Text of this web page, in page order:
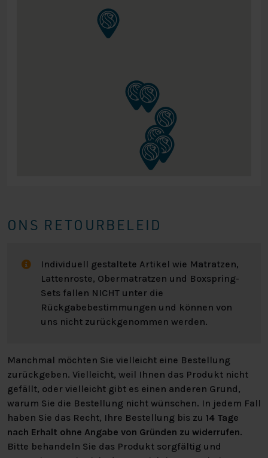
ONS RETOURBELEID
Individuell gestaltete Artikel wie Matratzen,
Lattenroste, Obermatratzen und Boxspring-
Sets fallen NICHT unter die
Rückgabebestimmungen und können von
uns nicht zurückgenommen werden.
Manchmal möchten Sie vielleicht eine Bestellung
zurückgeben. Vielleicht, weil Ihnen das Produkt nicht
gefällt, oder vielleicht gibt es einen anderen Grund,
warum Sie die Bestellung nicht wünschen. In jedem Fall
haben Sie das Recht, Ihre Bestellung bis zu 14 Tage
nach Erhalt ohne Angabe von Gründen zu widerrufen.
Bitte behandeln Sie das Produkt sorgfältig und